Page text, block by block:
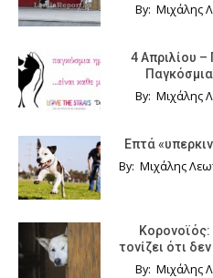
By: Μιχάλης
4 Απριλίου –
By: Μιχάλης
Επτά
By: Μιχάλης
Κορονοϊός:
τονίζει ότι
By: Μιχάλης